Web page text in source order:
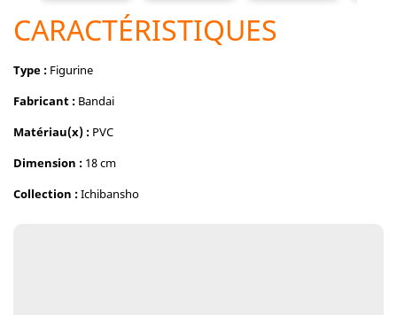
CARACTÉRISTIQUES
Type : Figurine
Fabricant : Bandai
Matériau(x) : PVC
Dimension : 18 cm
Collection :Ichibansho